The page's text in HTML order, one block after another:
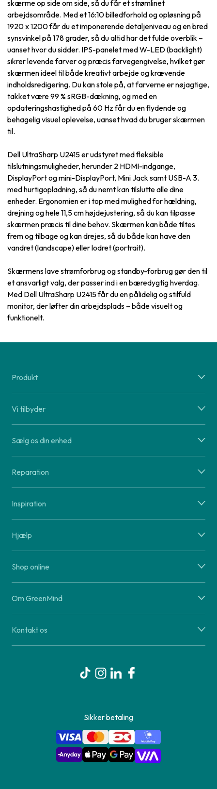
skærme op side om side, så du får et strømlinet
arbejdsområde. Med et 16:10 billedforhold og opløsning på
1920 x 1200 får du et imponerende detaljeniveau og en bred
synsvinkel på 178 grader, så du altid har det fulde overblik –
uanset hvor du sidder. IPS-panelet med W-LED (backlight)
sikrer levende farver og præcis farvegengivelse, hvilket gør
skærmen ideel til både kreativt arbejde og krævende
indholdsredigering. Du kan stole på, at farverne er nøjagtige,
takket være 99 % sRGB-dækning, og med en
opdateringshastighed på 60 Hz får du en flydende og
behagelig visuel oplevelse, uanset hvad du bruger skærmen
til.
Dell UltraSharp U2415 er udstyret med fleksible
tilslutningsmuligheder, herunder 2 HDMI-indgange,
DisplayPort og mini-DisplayPort, Mini Jack samt USB-A 3.
med hurtigopladning, så du nemt kan tilslutte alle dine
enheder. Ergonomien er i top med mulighed for hældning,
drejning og hele 11,5 cm højdejustering, så du kan tilpasse
skærmen præcis til dine behov. Skærmen kan både tiltes
frem og tilbage og kan drejes, så du både kan have den
vandret (landscape) eller lodret (portrait).
Skærmens lave strømforbrug og standby-forbrug gør den til
et ansvarligt valg, der passer ind i en bæredygtig hverdag.
Med Dell UltraSharp U2415 får du en pålidelig og stilfuld
monitor, der løfter din arbejdsplads – både visuelt og
funktionelt.
Produkt
Vi tilbyder
Sælg os din enhed
Reparation
Inspiration
Hjælp
Shop online
Om GreenMind
Kontakt os
Sikker betaling